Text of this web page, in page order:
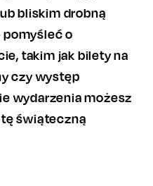
bliskim drobną
pomyśleć o
takim jak bilety na
czy występ
wydarzenia możesz
świąteczną